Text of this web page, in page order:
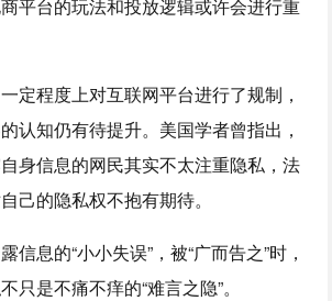
平台的玩法和投放逻辑或许会进行重
定程度上对互联网平台进行了规制，
认知仍有待提升。美国学者曾指出，
身信息的网民其实不太注重隐私，法
己的隐私权不抱有期待。
信息的“小小失误”，被“广而告之”时，
只是不痛不痒的“难言之隐”。